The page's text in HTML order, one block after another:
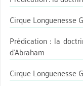
Cirque Longuenesse
Prédication : la
d’Abraham
Cirque Longuenesse